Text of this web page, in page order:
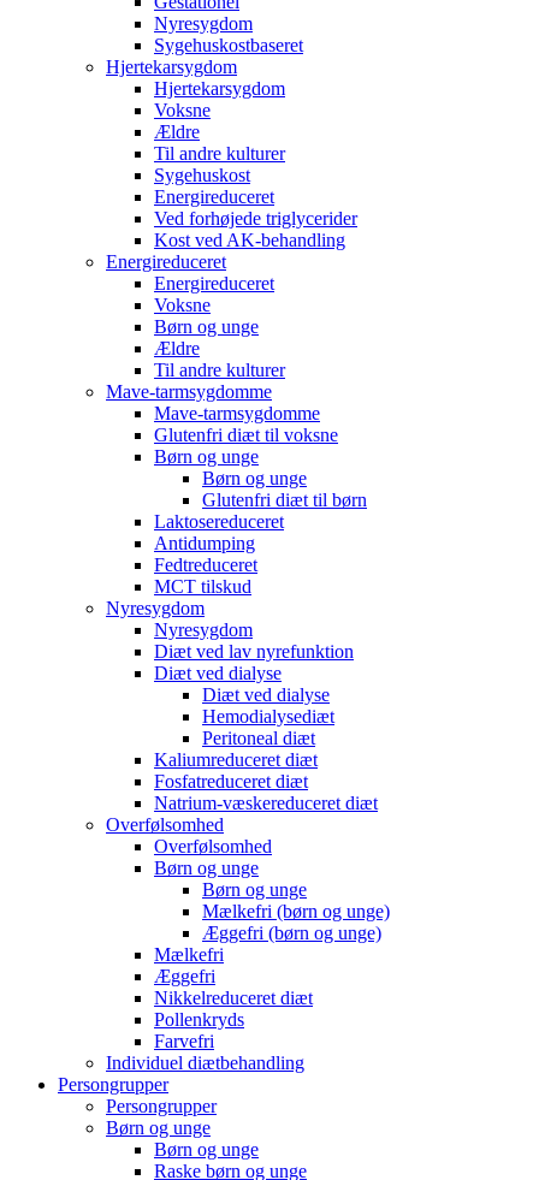
Nyresygdom
Sygehuskostbaseret
Hjertekarsygdom
Hjertekarsygdom
Voksne
Ældre
Til andre kulturer
Sygehuskost
Energireduceret
Ved forhøjede triglycerider
Kost ved AK-behandling
Energireduceret
Energireduceret
Voksne
Børn og unge
Ældre
Til andre kulturer
Mave-tarmsygdomme
Mave-tarmsygdomme
Glutenfri diæt til voksne
Børn og unge
Børn og unge
Glutenfri diæt til børn
Laktosereduceret
Antidumping
Fedtreduceret
MCT tilskud
Nyresygdom
Nyresygdom
Diæt ved lav nyrefunktion
Diæt ved dialyse
Diæt ved dialyse
Hemodialysediæt
Peritoneal diæt
Kaliumreduceret diæt
Fosfatreduceret diæt
Natrium-væskereduceret diæt
Overfølsomhed
Overfølsomhed
Børn og unge
Børn og unge
Mælkefri (børn og unge)
Æggefri (børn og unge)
Mælkefri
Æggefri
Nikkelreduceret diæt
Pollenkryds
Farvefri
Individuel diætbehandling
Persongrupper
Persongrupper
Børn og unge
Børn og unge
Raske børn og unge